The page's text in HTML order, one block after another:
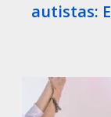
autistas: